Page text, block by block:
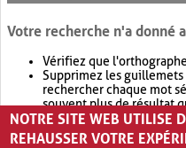
Votre recherche n'a donné
Vérifiez que
Supprimez les
rechercher chaque mot
souvent plus de résultat
Envisagez d'élargir votre
retournera souvent plus
NOTRE SITE WEB UTILISE
REHAUSSER VOTRE